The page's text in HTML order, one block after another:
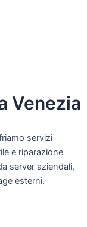
Venezia
servizi
e riparazione
server aziendali,
esterni.